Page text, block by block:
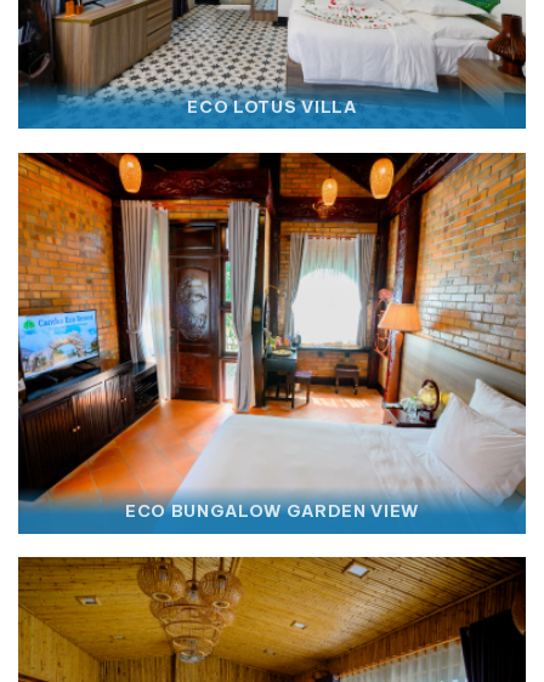
ECO LOTUS VILLA
ECO BUNGALOW GARDEN VIEW